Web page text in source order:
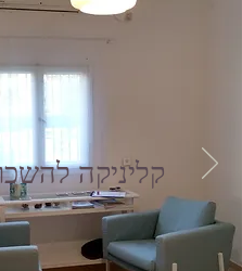
קליניקה